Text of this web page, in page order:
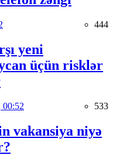
444
yeni
üçün risklər
00:52 533
vakansiya niyə